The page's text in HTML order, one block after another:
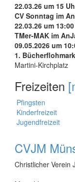
22.03.26 um 15
CV Sonntag im
22.03.26 um
TMer-MAK im
09.05.2026 um
1.
Martini-Kirchplatz
Freizeiten
Pfingsten
Kinderfreizeit
Jugendfreizeit
CVJM
Christlicher Verein